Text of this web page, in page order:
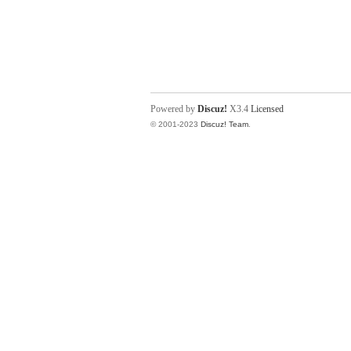
Powered by Discuz! X3.4 Licensed
© 2001-2023 Discuz! Team